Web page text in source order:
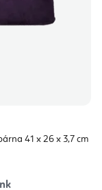
41 x 26 x 3,7 cm